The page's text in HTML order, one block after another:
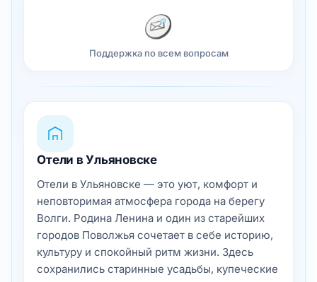
неповторимая атмосфера города на берегу
Волги. Родина Ленина и один из старейших
городов Поволжья сочетает в себе историю,
сохранились старинные усадьбы, купеческие
особняки и уютные набережные, откуда
открываются завораживающие виды на реку.
В Ульяновске представлены самые разные
варианты размещения: от современных
четырёх- и пятизвёздочных отелей до мини-